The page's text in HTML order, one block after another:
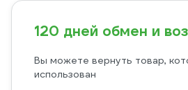
120 дней обмен и
Вы можете вернуть товар,
использован